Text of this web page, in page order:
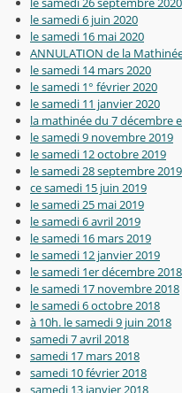
le samedi 6 juin 2020
le samedi 16 mai 2020
ANNULATION de la
le samedi 14 mars 2020
le samedi 1° février 2020
le samedi 11 janvier 2020
la mathinée du 7 décembre
le samedi 9 novembre 2019
le samedi 12 octobre 2019
le samedi 28 septembre 2019
ce samedi 15 juin 2019
le samedi 25 mai 2019
le samedi 6 avril 2019
le samedi 16 mars 2019
le samedi 12 janvier 2019
le samedi 1er décembre 2018
le samedi 17 novembre 2018
le samedi 6 octobre 2018
à 10h. le samedi 9 juin 2018
samedi 7 avril 2018
samedi 17 mars 2018
samedi 10 février 2018
samedi 13 janvier 2018